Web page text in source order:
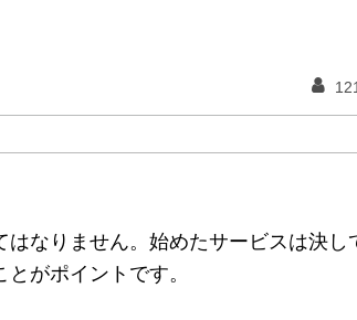
なりません。始めたサービスは決し
がポイントです。